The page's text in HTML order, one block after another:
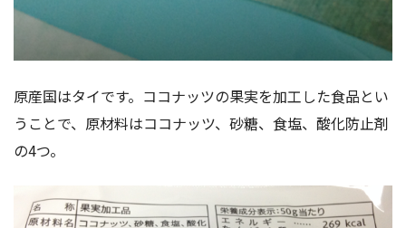
原産国はタイです。ココナッツの果実を加工した食品とい
うことで、原材料はココナッツ、砂糖、食塩、酸化防止剤
の4つ。